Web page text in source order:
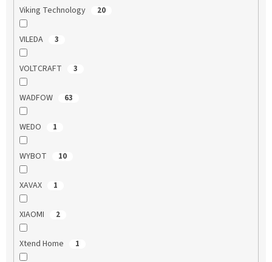
Viking Technology 20
VILEDA 3
VOLTCRAFT 3
WADFOW 63
WEDO 1
WYBOT 10
XAVAX 1
XIAOMI 2
Xtend Home 1